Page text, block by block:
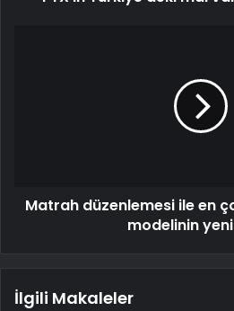
Matrah düzenlemesi ile en
modelinin
İlgili Makaleler